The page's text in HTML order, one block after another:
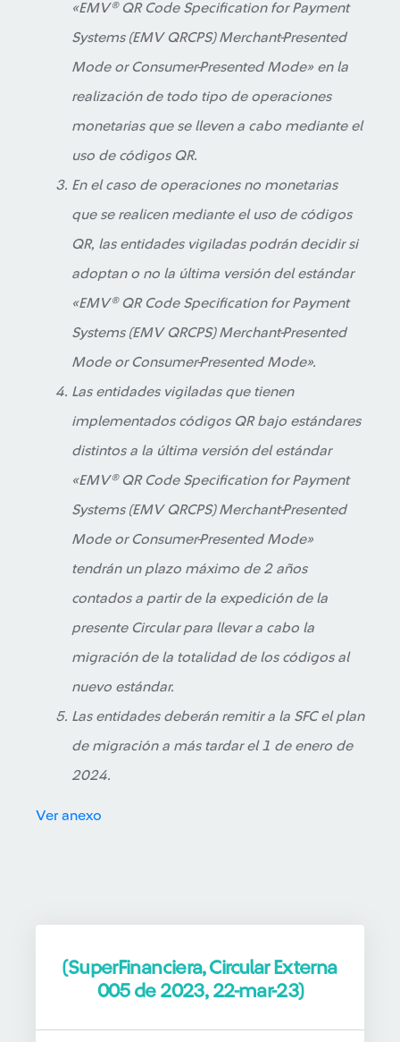
«EMV® QR Code Specification for Payment
Systems (EMV QRCPS) Merchant-Presented
Mode or Consumer-Presented Mode» en la
realización de todo tipo de operaciones
monetarias que se lleven a cabo mediante el
uso de códigos QR.
En el caso de operaciones no monetarias
que se realicen mediante el uso de códigos
QR, las entidades vigiladas podrán decidir si
adoptan o no la última versión del estándar
«EMV® QR Code Specification for Payment
Systems (EMV QRCPS) Merchant-Presented
Mode or Consumer-Presented Mode».
Las entidades vigiladas que tienen
implementados códigos QR bajo estándares
distintos a la última versión del estándar
«EMV® QR Code Specification for Payment
Systems (EMV QRCPS) Merchant-Presented
Mode or Consumer-Presented Mode»
tendrán un plazo máximo de 2 años
contados a partir de la expedición de la
presente Circular para llevar a cabo la
migración de la totalidad de los códigos al
nuevo estándar.
Las entidades deberán remitir a la SFC el plan
de migración a más tardar el 1 de enero de
2024.
Ver anexo
(SuperFinanciera, Circular Externa
005 de 2023, 22-mar-23)